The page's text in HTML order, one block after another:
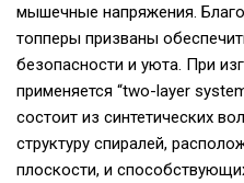
мышечные напряжения.
топперы призваны
безопасности и уюта. При
применяется “two-layer
состоит из синтетических
структуру спиралей,
плоскости, и